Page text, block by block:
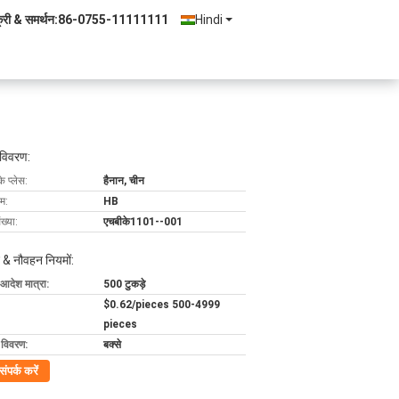
Hindi
& समर्थन:86-0755-11111111
प्लेस:
हैनान, चीन
HB
एचबीके1101--001
नौवहन नियमों:
मात्रा: 500 टुकड़े
$0.62/pieces 500-4999
pieces
बक्से
संपर्क करें